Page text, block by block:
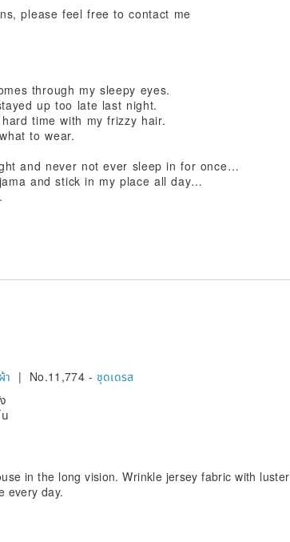
please feel free to contact me
through my sleepy eyes.
up too late last night.
time with my frizzy hair.
to wear.
and never not ever sleep in for once…
and stick in my place all day…
า | No.11,774 - ชุดเดรส
in the long vision. Wrinkle jersey fabric with luster
every day.